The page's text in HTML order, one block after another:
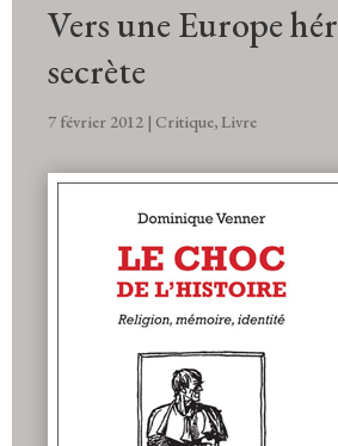
Vers une Europe
secrète
7 février 2012 | Critique,Livre